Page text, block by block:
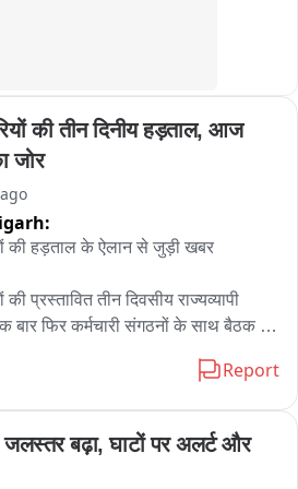
की तीन दिनीय हड़ताल, आज
जोर
की हड़ताल के ऐलान से जुड़ी खबर
की प्रस्तावित तीन दिवसीय राज्यव्यापी
फिर कर्मचारी संगठनों के साथ बैठक
लिमिटेड (HVPNL) ने बैठक का नोटिस
बीच आज दोपहर 12 बजे हरियाणा सिविल
ऊर्जा मंत्री अनिल विज करेंगे
Report
जलस्तर बढ़ा, घाटों पर अलर्ट और